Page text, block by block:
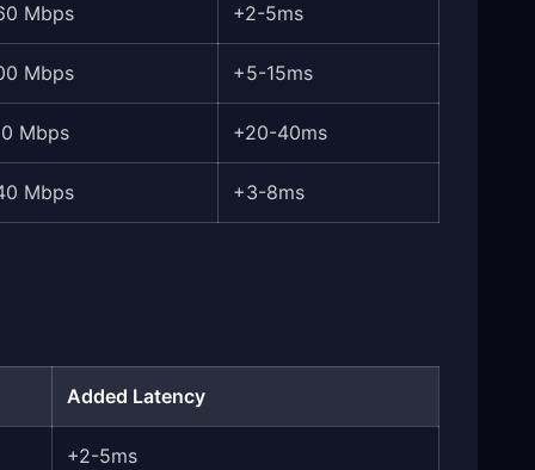
Mbps +2-5ms
Mbps +5-15ms
Mbps +20-40ms
Mbps +3-8ms
Added Latency
+2-5ms